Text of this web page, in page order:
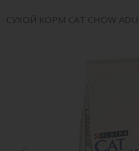
СУХОЙ КОРМ CAT CHOW